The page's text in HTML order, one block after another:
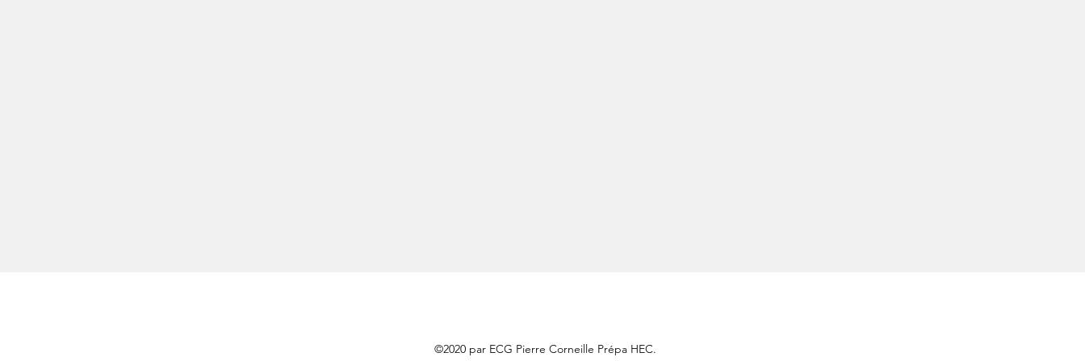
©2020 par ECG Pierre Corneille Prépa HEC.